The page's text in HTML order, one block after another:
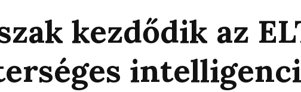
kezdődik az